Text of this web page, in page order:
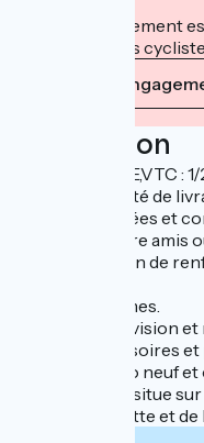
Cet établissement
accueillir des
Voir ses
Description
- Location VAE,VTC :
(avec possibilité de
- Balades guidées et
alentours. Entre amis
entreprises afin de
- Sortie à thèmes.
- Entretien, révision
- Vente accessoires
- Vente de vélo neuf
Le magasin se situe
la Vélo Francette et